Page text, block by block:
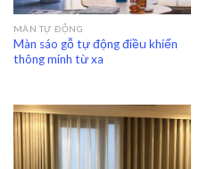
MÀN TỰ ĐỘNG
Màn sáo gỗ tự động điều khiển
thông minh từ xa